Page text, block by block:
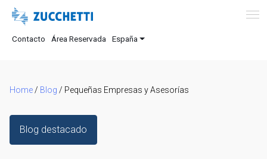
Contacto Área Reservada España
Home / Blog / Pequeñas Empresas y Asesorías
Blog destacado